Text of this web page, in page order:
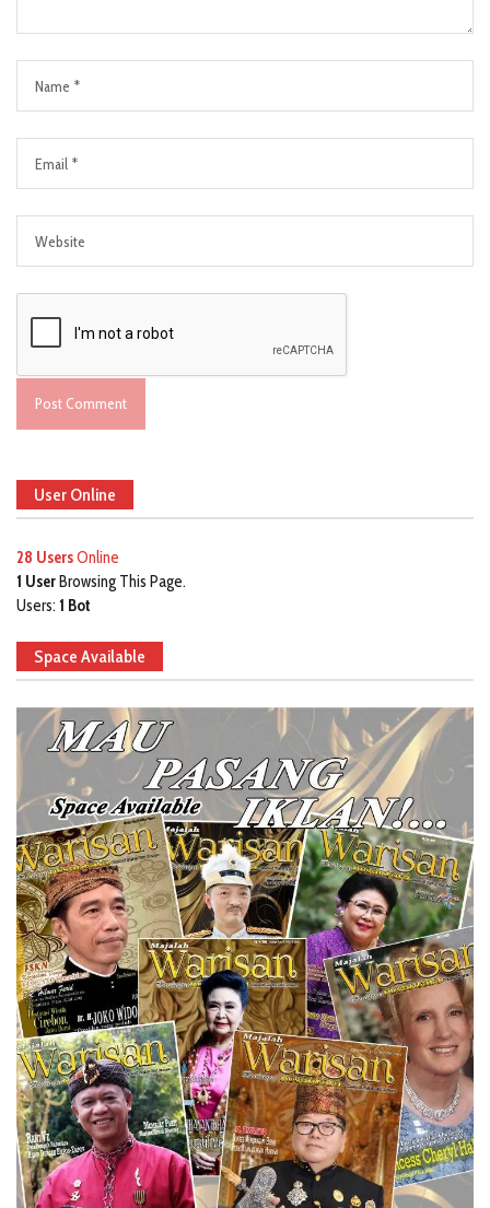
User Online
28 UsersOnline
1 UserBrowsing This Page.
Users: 1 Bot
Space Available